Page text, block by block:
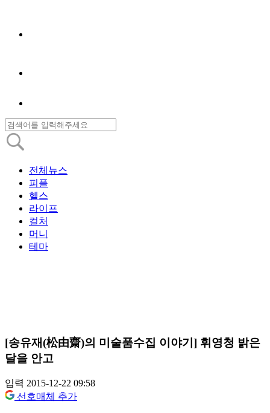
전체뉴스
피플
헬스
라이프
컬처
머니
테마
[송유재(松由齋)의 미술품수집 이야기] 휘영청 밝은
달을 안고
입력 2015-12-22 09:58
선호매체 추가